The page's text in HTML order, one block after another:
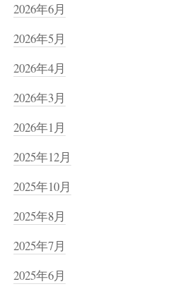
2026年6月
2026年5月
2026年4月
2026年3月
2026年1月
2025年12月
2025年10月
2025年8月
2025年7月
2025年6月